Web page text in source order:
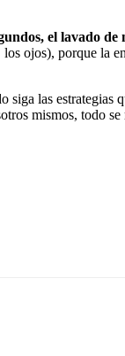
el lavado de
ojos), porque la
las estrategias
mismos, todo